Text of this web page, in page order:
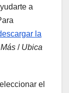
a
la
Más / Ubica
el